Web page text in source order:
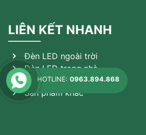
LIÊN KẾT NHANH
Đèn LED ngoài trời
Đèn LED trong nhà
Đèn theo ứng dụng
Sản phẩm khác
HOTLINE:0963.894.868